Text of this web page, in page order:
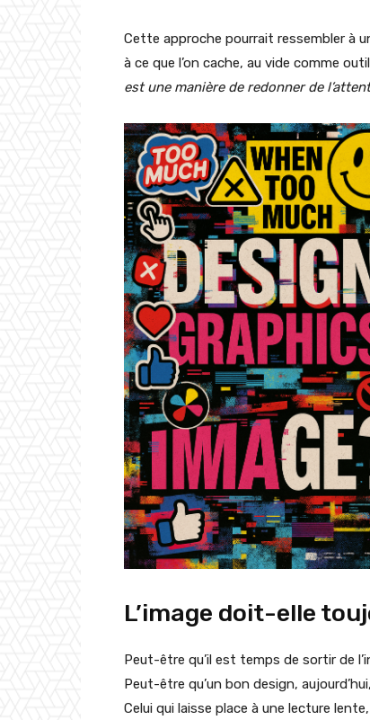
Cette approche pourrait ressembler à
à ce que l’on cache, au vide comme
est une manière de redonner de
L’image doit-elle
Peut-être qu’il est temps de sortir de
Peut-être qu’un bon design,
Celui qui laisse place à une lecture